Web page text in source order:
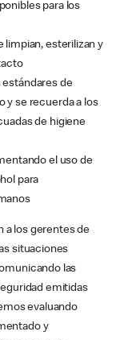
para los
limpian, esterilizan y
de
y se recuerda a los
de higiene
el uso de
para
a los gerentes de
situaciones
las
emitidas
evaluando
y